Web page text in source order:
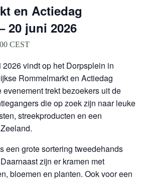
en Actiedag
20 juni 2026
CEST
vindt op het Dorpsplein in
Rommelmarkt en Actiedag
trekt bezoekers uit de
die op zoek zijn naar leuke
streekproducten en een
een grote sortering tweedehands
zijn er kramen met
bloemen en planten. Ook voor een